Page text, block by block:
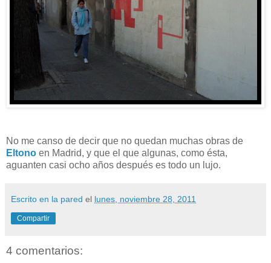
No me canso de decir que no quedan muchas obras de
Eltono en Madrid, y que el que algunas, como ésta,
aguanten casi ocho años después es todo un lujo.
Escrito en la pared el lunes, noviembre 28, 2011
Compartir
4 comentarios: